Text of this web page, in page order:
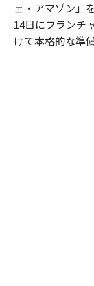
ェ・アマゾン」
14日にフランチ
けて本格的な準